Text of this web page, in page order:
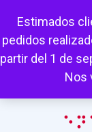
Estimados
pedidos
partir del 1 de
Nos
Mi cuenta